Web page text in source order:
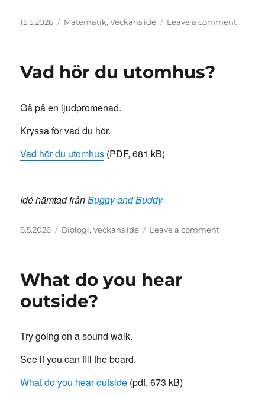
Posted
15.5.2026 Categories
Matematik,Veckans idé Leave a commenton
Vad hör du utomhus?
Gå på en ljudpromenad.
Kryssa för vad du hör.
Vad hör du utomhus (PDF, 681 kB)
Idé hämtad frånBuggy and Buddy
Posted
8.5.2026 Categories
Biologi,Veckans idé Leave a commenton
What do you hear
outside?
Try going on a sound walk.
See if you can fill the board.
What do you hear outside (pdf, 673 kB)